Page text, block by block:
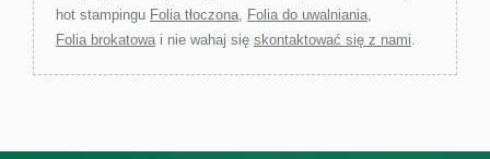
hot stampingu Folia tłoczona, Folia do uwalniania,
Folia brokatowa i nie wahaj się skontaktować się z nami.